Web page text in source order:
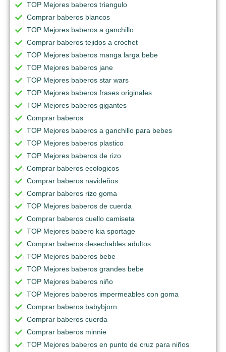
TOP Mejores baberos triangulo
Comprar baberos blancos
TOP Mejores baberos a ganchillo
Comprar baberos tejidos a crochet
TOP Mejores baberos manga larga bebe
TOP Mejores baberos jane
TOP Mejores baberos star wars
TOP Mejores baberos frases originales
TOP Mejores baberos gigantes
Comprar baberos
TOP Mejores baberos a ganchillo para bebes
TOP Mejores baberos plastico
TOP Mejores baberos de rizo
Comprar baberos ecologicos
Comprar baberos navideños
Comprar baberos rizo goma
TOP Mejores baberos de cuerda
Comprar baberos cuello camiseta
TOP Mejores babero kia sportage
Comprar baberos desechables adultos
TOP Mejores baberos bebe
TOP Mejores baberos grandes bebe
TOP Mejores baberos niño
TOP Mejores baberos impermeables con goma
Comprar baberos babybjorn
Comprar baberos cuerda
Comprar baberos minnie
TOP Mejores baberos en punto de cruz para niños